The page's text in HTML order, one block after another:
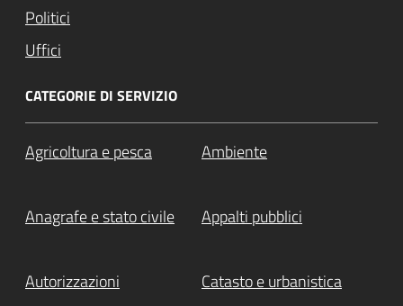
Politici
Uffici
CATEGORIE DI SERVIZIO
Agricoltura e pesca Ambiente
Anagrafe e stato civile Appalti pubblici
Autorizzazioni Catasto e urbanistica